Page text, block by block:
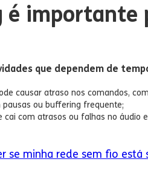
é importante
que dependem de
causar atraso nos comandos,
pausas ou buffering frequente;
cai com atrasos ou falhas no áudio
se minha rede sem fio está